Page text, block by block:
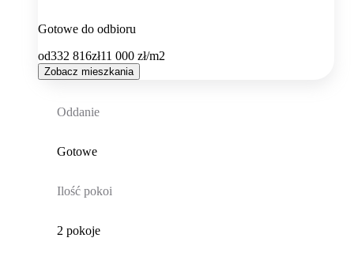
Gotowe do odbioru
od332 816zł11 000 zł/m2
Zobacz mieszkania
Oddanie
Gotowe
Ilość pokoi
2 pokoje